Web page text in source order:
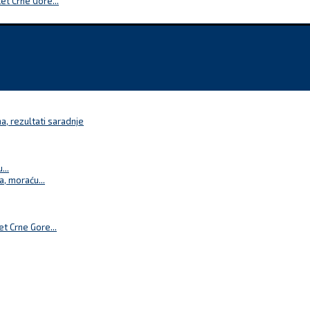
rezultati saradnje
moraću...
Crne Gore...